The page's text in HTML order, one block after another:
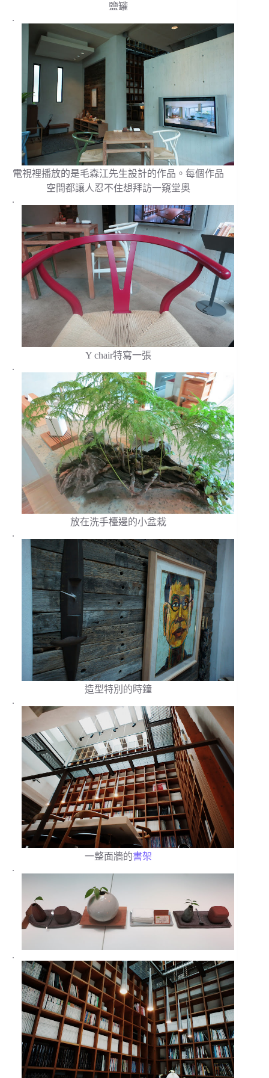
鹽罐
.
電視裡播放的是毛森江先生設計的作品。每個作品
空間都讓人忍不住想拜訪一窺堂奧
.
Y chair特寫一張
.
放在洗手檯邊的小盆栽
.
造型特別的時鐘
.
一整面牆的書架
.
.